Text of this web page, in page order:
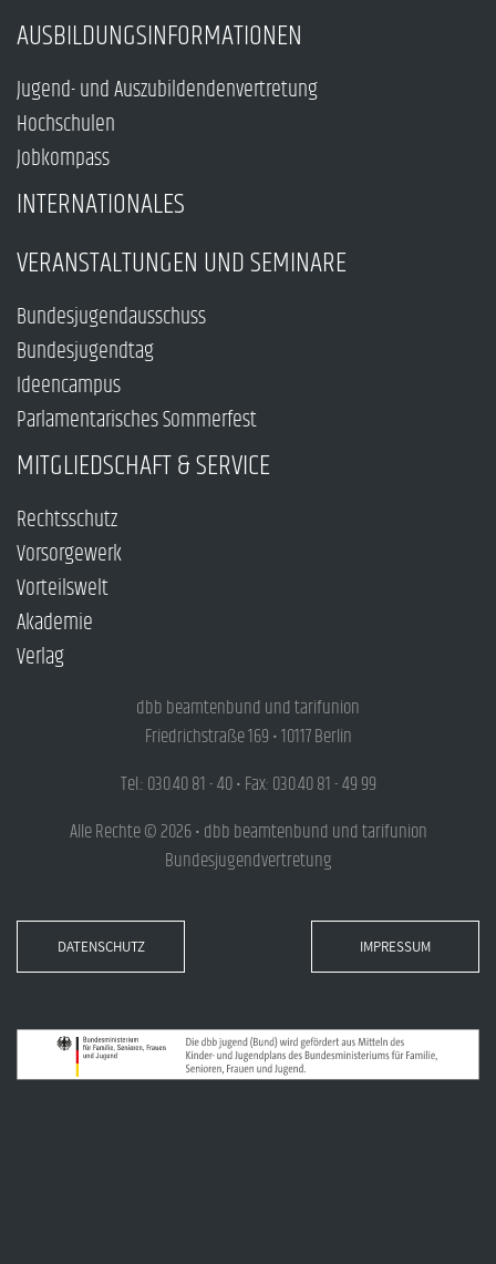
AUSBILDUNGSINFORMATIONEN
Jugend- und Auszubildendenvertretung
Hochschulen
Jobkompass
INTERNATIONALES
VERANSTALTUNGEN UND SEMINARE
Bundesjugendausschuss
Bundesjugendtag
Ideencampus
Parlamentarisches Sommerfest
MITGLIEDSCHAFT & SERVICE
Rechtsschutz
Vorsorgewerk
Vorteilswelt
Akademie
Verlag
dbb beamtenbund und tarifunion
Friedrichstraße 169 • 10117 Berlin
Tel.: 030.40 81 - 40 • Fax: 030.40 81 - 49 99
Alle Rechte © 2026 • dbb beamtenbund und tarifunion
Bundesjugendvertretung
DATENSCHUTZ IMPRESSUM